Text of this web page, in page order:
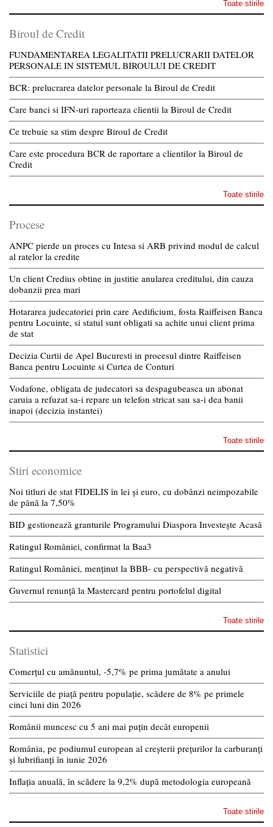
Toate stirile
Biroul de Credit
FUNDAMENTAREA LEGALITATII PRELUCRARII DATELOR
PERSONALE IN SISTEMUL BIROULUI DE CREDIT
BCR: prelucrarea datelor personale la Biroul de Credit
Care banci si IFN-uri raporteaza clientii la Biroul de Credit
Ce trebuie sa stim despre Biroul de Credit
Care este procedura BCR de raportare a clientilor la Biroul de
Credit
Toate stirile
Procese
ANPC pierde un proces cu Intesa si ARB privind modul de calcul
al ratelor la credite
Un client Credius obtine in justitie anularea creditului, din cauza
dobanzii prea mari
Hotararea judecatoriei prin care Aedificium, fosta Raiffeisen Banca
pentru Locuinte, si statul sunt obligati sa achite unui client prima
de stat
Decizia Curtii de Apel Bucuresti in procesul dintre Raiffeisen
Banca pentru Locuinte si Curtea de Conturi
Vodafone, obligata de judecatori sa despagubeasca un abonat
caruia a refuzat sa-i repare un telefon stricat sau sa-i dea banii
inapoi (decizia instantei)
Toate stirile
Stiri economice
Noi titluri de stat FIDELIS în lei și euro, cu dobânzi neimpozabile
de pânã la 7,50%
BID gestionează granturile Programului Diaspora Investește Acasă
Ratingul României, confirmat la Baa3
Ratingul României, menținut la BBB- cu perspectivă negativă
Guvernul renunță la Mastercard pentru portofelul digital
Toate stirile
Statistici
Comerțul cu amănuntul, -5,7% pe prima jumătate a anului
Serviciile de piață pentru populație, scădere de 8% pe primele
cinci luni din 2026
Românii muncesc cu 5 ani mai puțin decât europenii
România, pe podiumul european al creșterii prețurilor la carburanți
și lubrifianți în iunie 2026
Inflația anuală, în scădere la 9,2% după metodologia europeană
Toate stirile